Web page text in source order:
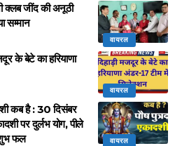
वायरल
क्लब जींद की अनूठी
सम्मान
वायरल
के बेटे का हरियाणा
वायरल
कब है : 30 दिसंबर
पर दुर्लभ योग, पीले
फल